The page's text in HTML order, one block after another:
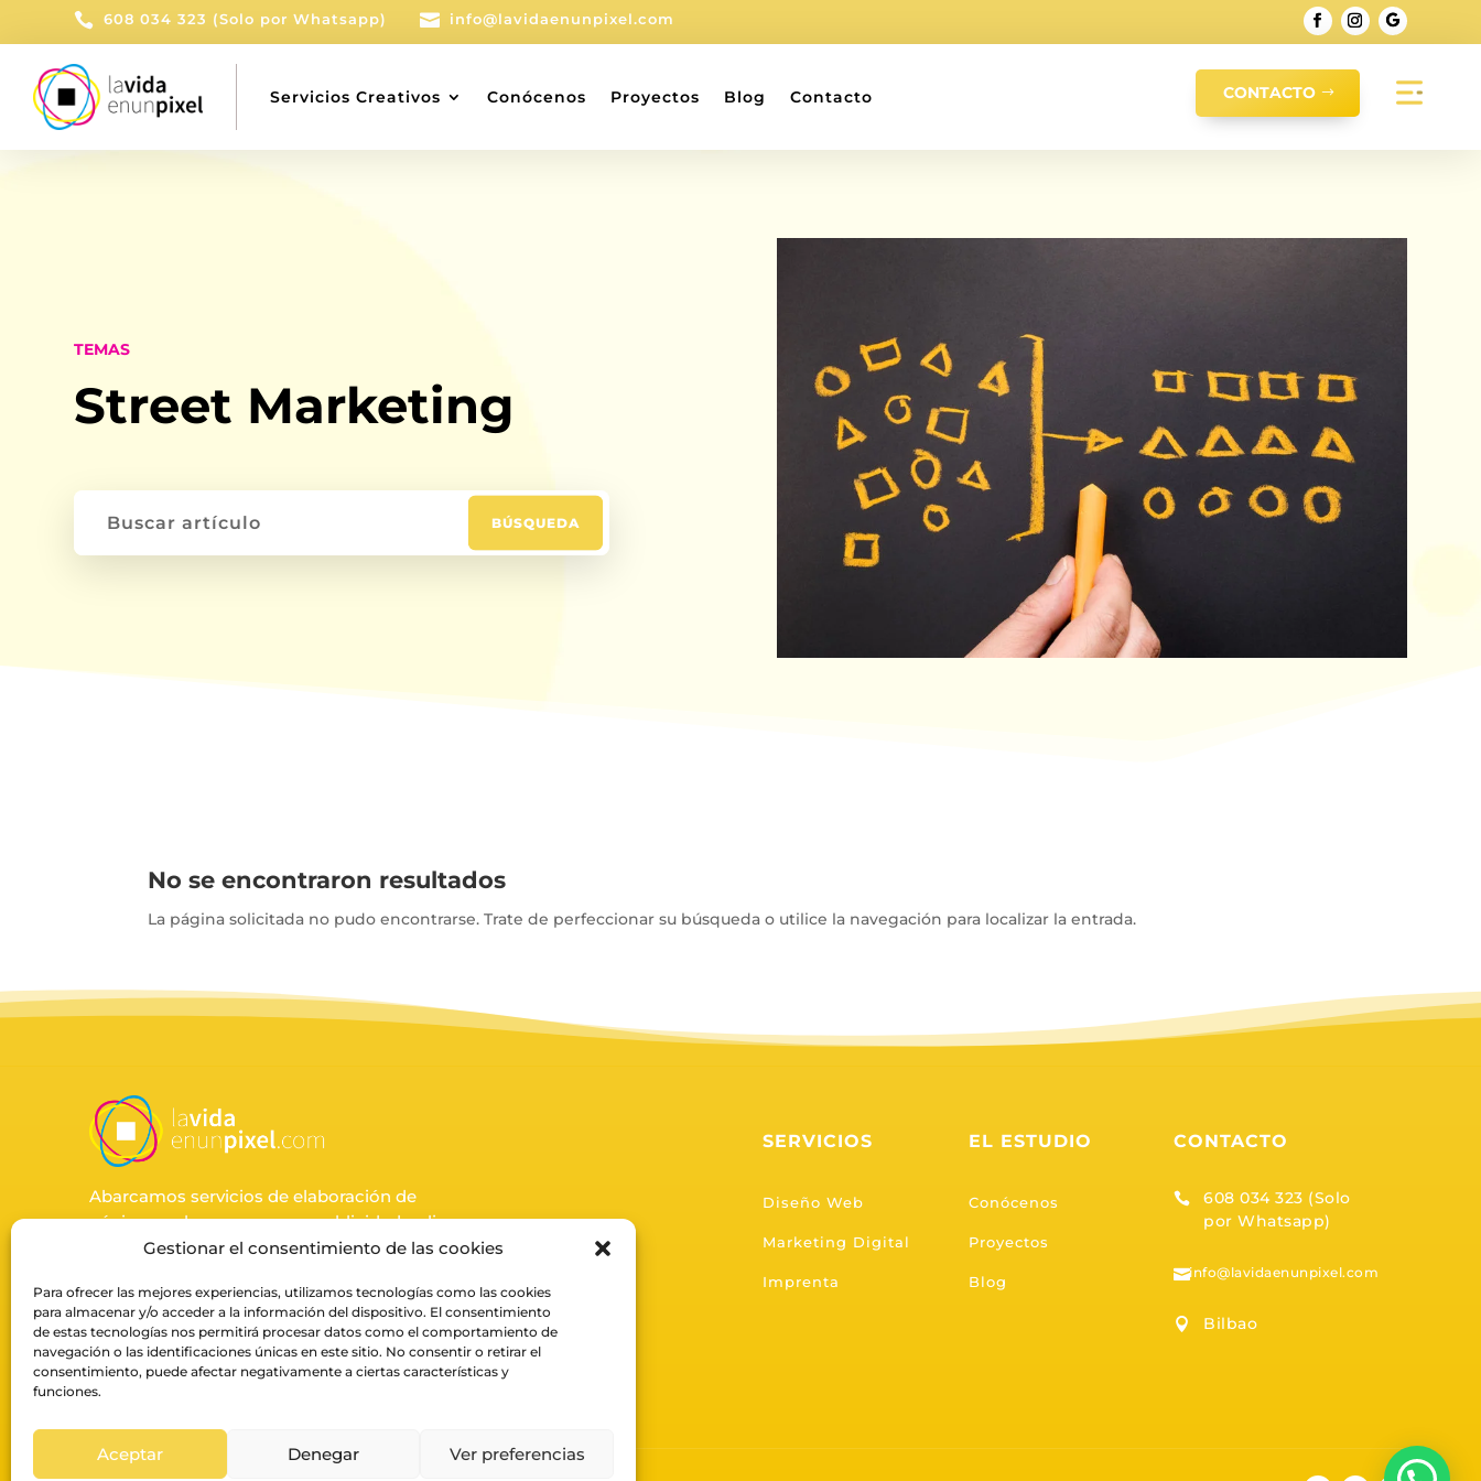
Gestionar el consentimiento de las cookies
Para ofrecer las mejores experiencias, utilizamos tecnologías como las cookies
para almacenar y/o acceder a la información del dispositivo. El consentimiento
de estas tecnologías nos permitirá procesar datos como el comportamiento de
navegación o las identificaciones únicas en este sitio. No consentir o retirar el
consentimiento, puede afectar negativamente a ciertas características y
funciones.
Aceptar Denegar Ver preferencias
 608 034 323 (Solo por Whatsapp)  info@lavidaenunpixel.com
Servicios Creativos Conócenos Proyectos Blog Contacto CONTACTO
TEMAS
Street Marketing
No se encontraron resultados
La página solicitada no pudo encontrarse. Trate de perfeccionar su búsqueda o utilice la navegación para localizar la entrada.
Abarcamos servicios de elaboración de
páginas web, ecommerce, publicidad online,
impresión y fotografía de producto para
SUSCRÍBETE A LA NEWSLETTER
ENVIAR
SERVICIOS
Diseño Web
Marketing Digital
Imprenta
EL ESTUDIO
Conócenos
Proyectos
Blog
CONTACTO

608 034 323 (Solo
por Whatsapp)
info@lavidaenunpixel.com
 Bilbao